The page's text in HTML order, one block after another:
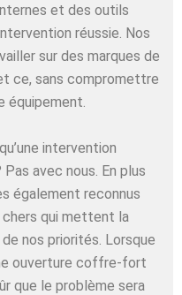
et des outils
réussie. Nos
sur des marques de
ce, sans compromettre
équipement.
intervention
avec nous. En plus
également reconnus
qui mettent la
nos priorités. Lorsque
ouverture coffre-fort
que le problème sera